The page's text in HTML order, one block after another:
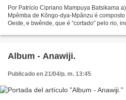
Por Patrício Cipriano Mampuya Batsikama
Mpêmba de Kôngo-dya-Mpânzu é
Oeste, e bwênde, que é “cortado” pelo rio,
Album - Anawiji.
Publicado en 21/04/p. m. 13:45